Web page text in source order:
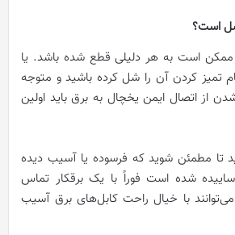
است به هر دلیلی قطع شده باشد. یا
کردن آن را شل کرده باشید و متوجه
از اتصال ایمن یخچال به برق باید اولین
تا مطمئن شوید که فرسوده یا آسیب دیده
شده است فوراً با یک برقکار تماس
می‌توانند با خیال راحت کابل‌های برق آسیب